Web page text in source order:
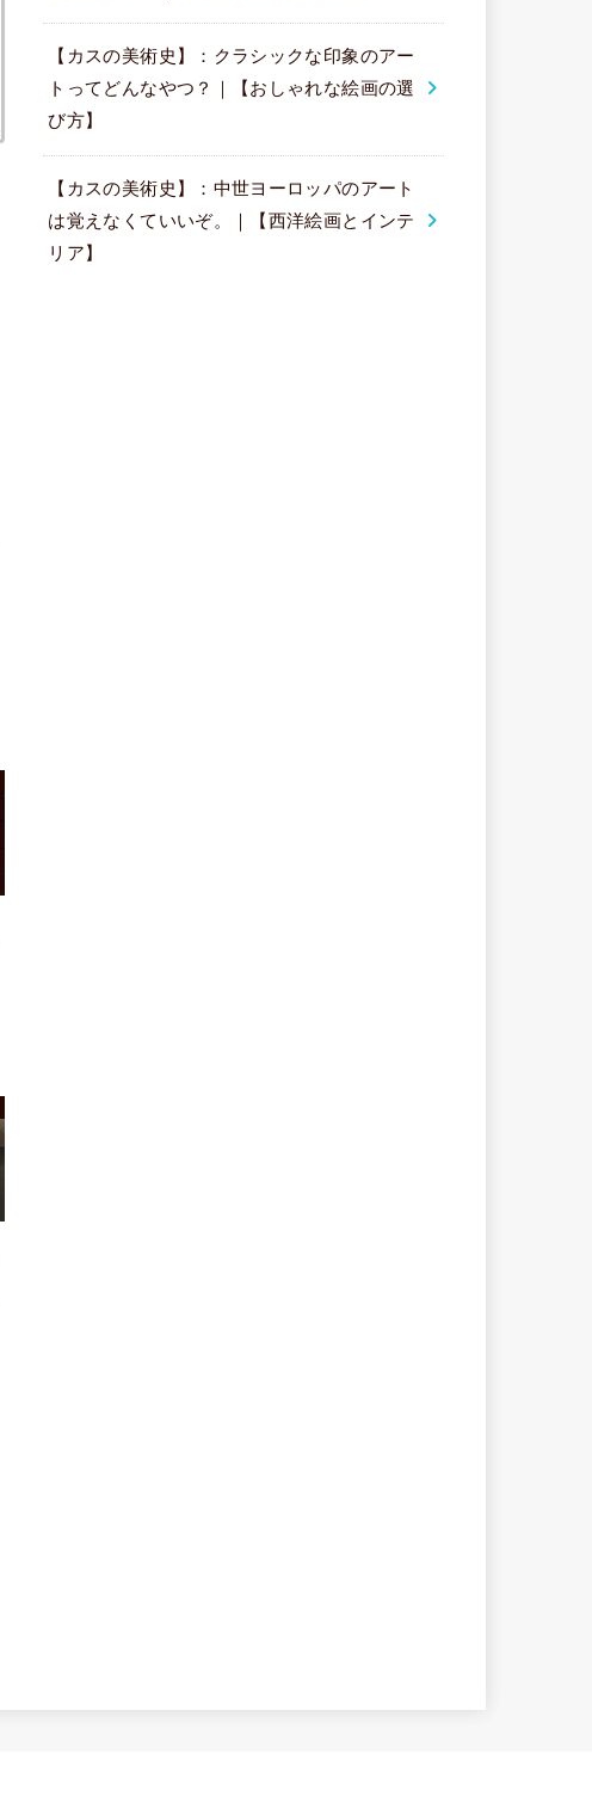
【カスの美術史】：クラシックな印象のアー
トってどんなやつ？｜【おしゃれな絵画の選
び方】
【カスの美術史】：中世ヨーロッパのアート
は覚えなくていいぞ。｜【西洋絵画とインテ
リア】